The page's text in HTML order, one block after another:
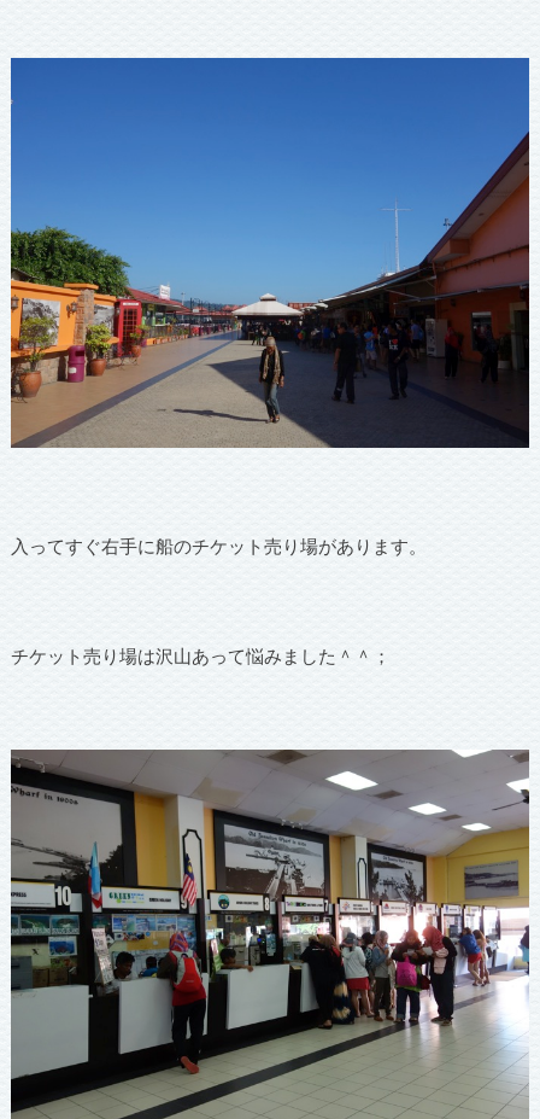
入ってすぐ右手に船のチケット売り場があります。
チケット売り場は沢山あって悩みました＾＾；